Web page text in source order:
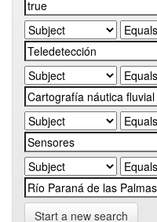
Start a new search